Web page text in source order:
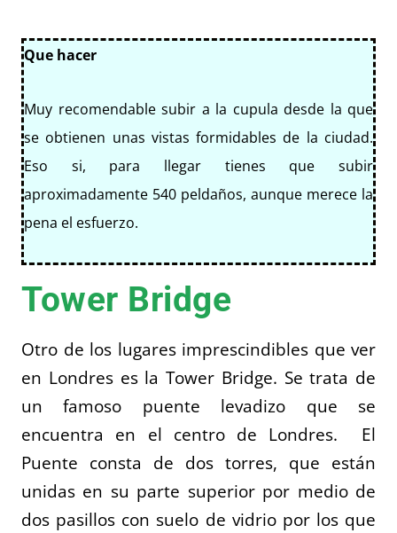
Que hacer
Muy recomendable subir a la cupula desde la que
se obtienen unas vistas formidables de la ciudad.
Eso si, para llegar tienes que subir
aproximadamente 540 peldaños, aunque merece la
pena el esfuerzo.
Tower Bridge
Otro de los lugares imprescindibles que ver
en Londres es la Tower Bridge. Se trata de
un famoso puente levadizo que se
encuentra en el centro de Londres. El
Puente consta de dos torres, que están
unidas en su parte superior por medio de
dos pasillos con suelo de vidrio por los que